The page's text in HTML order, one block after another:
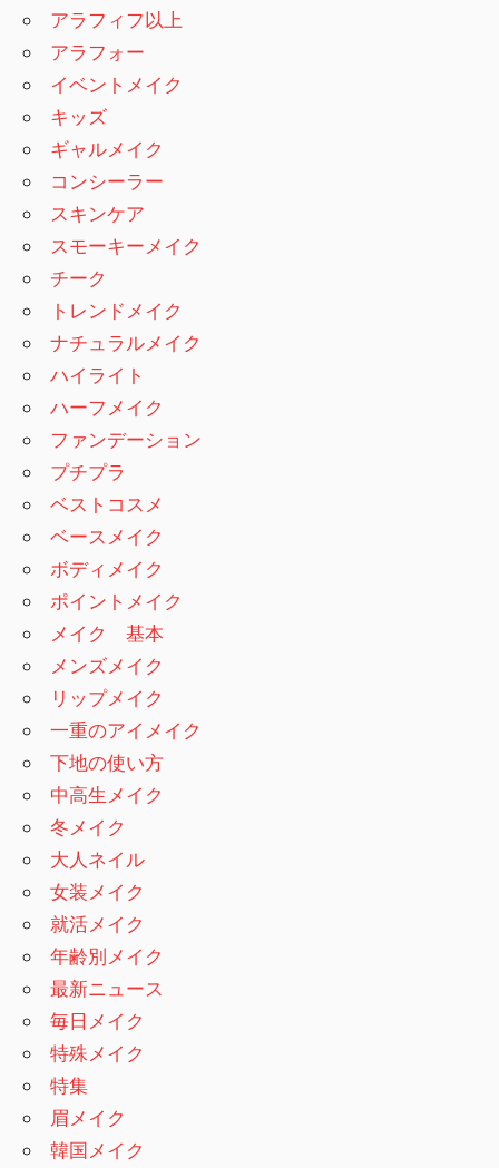
アラフィフ以上
アラフォー
イベントメイク
キッズ
ギャルメイク
コンシーラー
スキンケア
スモーキーメイク
チーク
トレンドメイク
ナチュラルメイク
ハイライト
ハーフメイク
ファンデーション
プチプラ
ベストコスメ
ベースメイク
ボディメイク
ポイントメイク
メイク 基本
メンズメイク
リップメイク
一重のアイメイク
下地の使い方
中高生メイク
冬メイク
大人ネイル
女装メイク
就活メイク
年齢別メイク
最新ニュース
毎日メイク
特殊メイク
特集
眉メイク
韓国メイク